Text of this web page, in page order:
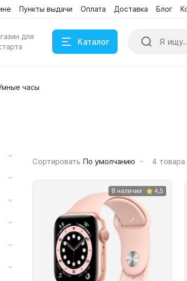
Пункты выдачи Оплата Доставка Блог
для
Каталог
Наушники
часы
Сортировать По умолчанию 4 товара
В наличии 4,5